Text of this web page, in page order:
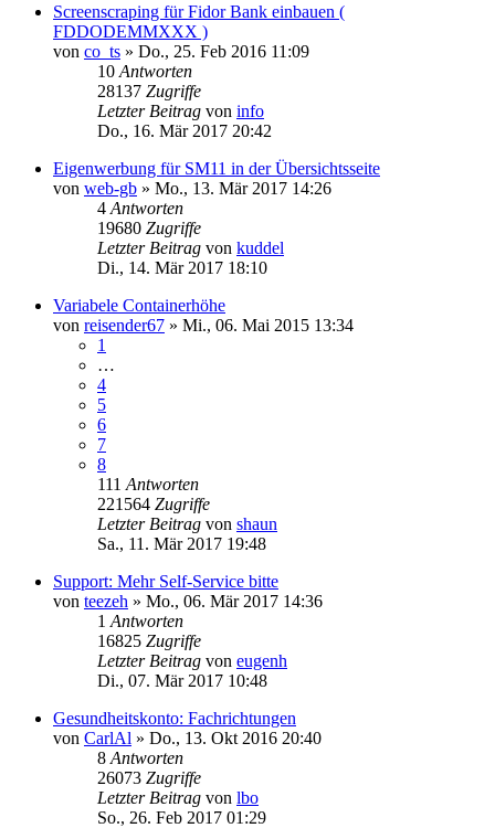
Screenscraping für Fidor Bank einbauen (
FDDODEMMXXX )
von co_ts » Do., 25. Feb 2016 11:09
10 Antworten
28137 Zugriffe
Letzter Beitrag von info
Do., 16. Mär 2017 20:42
Eigenwerbung für SM11 in der Übersichtsseite
von web-gb » Mo., 13. Mär 2017 14:26
4 Antworten
19680 Zugriffe
Letzter Beitrag von kuddel
Di., 14. Mär 2017 18:10
Variabele Containerhöhe
von reisender67 » Mi., 06. Mai 2015 13:34
1
…
4
5
6
7
8
111 Antworten
221564 Zugriffe
Letzter Beitrag von shaun
Sa., 11. Mär 2017 19:48
Support: Mehr Self-Service bitte
von teezeh » Mo., 06. Mär 2017 14:36
1 Antworten
16825 Zugriffe
Letzter Beitrag von eugenh
Di., 07. Mär 2017 10:48
Gesundheitskonto: Fachrichtungen
von CarlAl » Do., 13. Okt 2016 20:40
8 Antworten
26073 Zugriffe
Letzter Beitrag von lbo
So., 26. Feb 2017 01:29